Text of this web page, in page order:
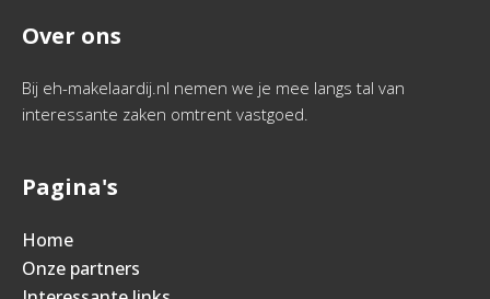
Over ons
Bij eh-makelaardij.nl nemen we je mee langs tal van
interessante zaken omtrent vastgoed.
Pagina's
Home
Onze partners